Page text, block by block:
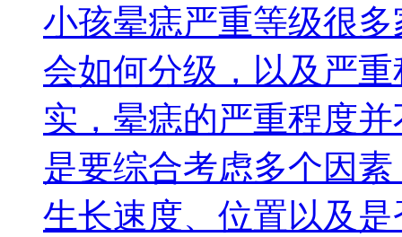
小孩晕痣严重等级很
会如何分级，以及严
实，晕痣的严重程度
是要综合考虑多个因
生长速度、位置以及